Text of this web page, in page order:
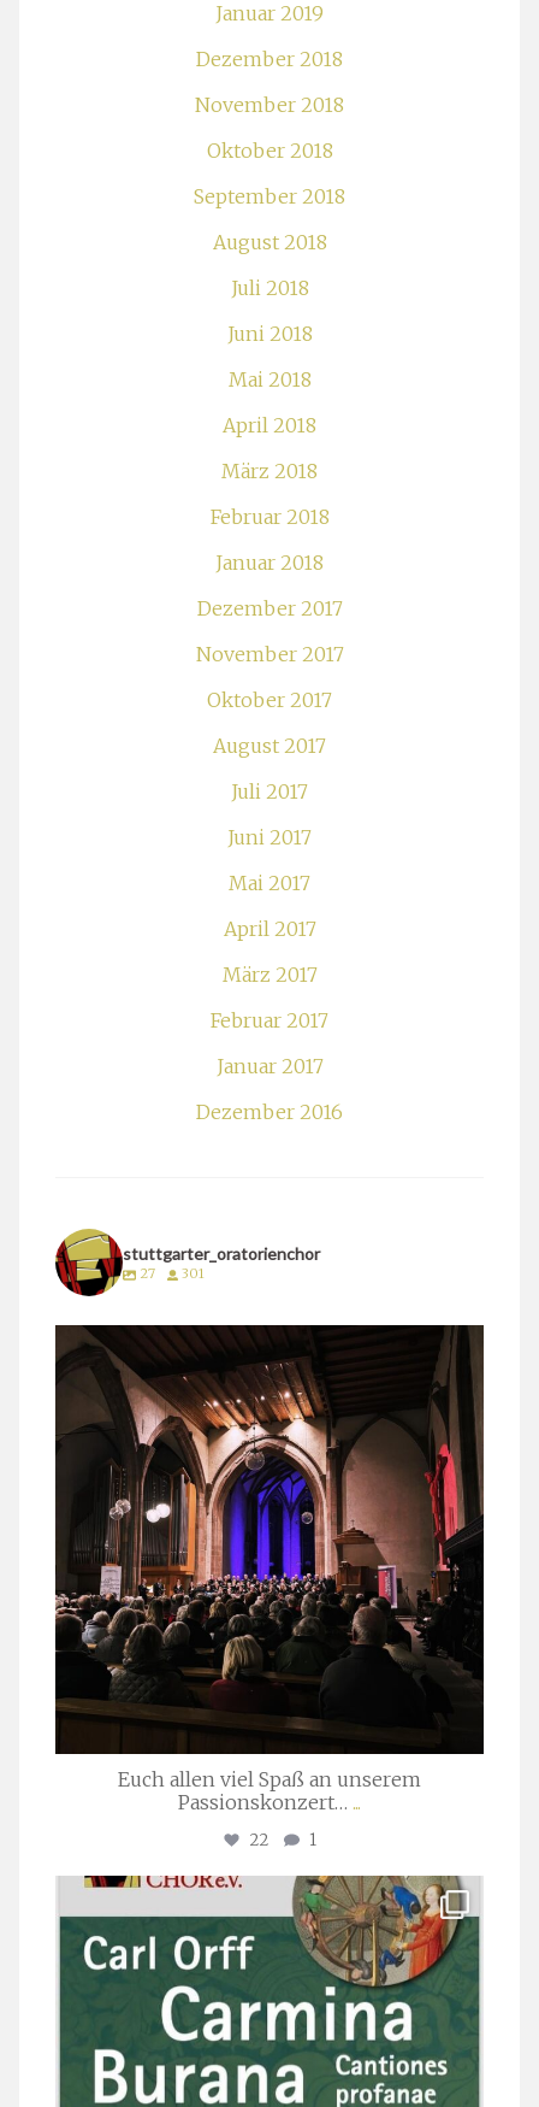
Januar 2019
Dezember 2018
November 2018
Oktober 2018
September 2018
August 2018
Juli 2018
Juni 2018
Mai 2018
April 2018
März 2018
Februar 2018
Januar 2018
Dezember 2017
November 2017
Oktober 2017
August 2017
Juli 2017
Juni 2017
Mai 2017
April 2017
März 2017
Februar 2017
Januar 2017
Dezember 2016
stuttgarter_oratorienchor
27 301
stuttgarter_oratorienchor
März 24
Euch allen viel Spaß an unserem
Passionskonzert… ...
22 1
stuttgarter_oratorienchor
Juli 22